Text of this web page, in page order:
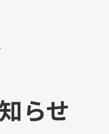
らせ